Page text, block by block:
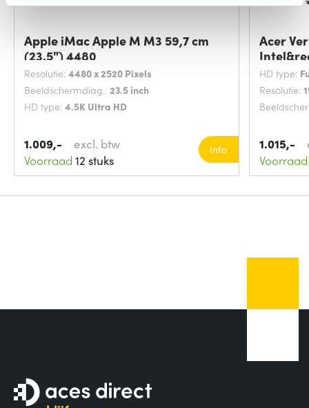
Apple iMac Apple M M3 59,7 cm
(23.5") 4480
Resolutie: 4480 x 2520 Pixels
Beeldschermdiag.: 23.5 inch
HD type: 4.5K Ultra HD
1.009,-
excl. btw
Voorraad 12 stuks
Info
Acer
HD type:
Resolutie:
1.015,-
Voorraad